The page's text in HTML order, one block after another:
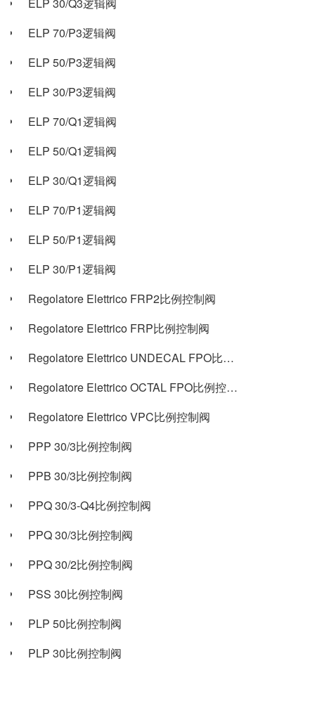
ELP 70/P3逻辑阀
ELP 50/P3逻辑阀
ELP 30/P3逻辑阀
ELP 70/Q1逻辑阀
ELP 50/Q1逻辑阀
ELP 30/Q1逻辑阀
ELP 70/P1逻辑阀
ELP 50/P1逻辑阀
ELP 30/P1逻辑阀
Regolatore Elettrico FRP2比例控制阀
Regolatore Elettrico FRP比例控制阀
Regolatore Elettrico UNDECAL FPO比例控制阀
Regolatore Elettrico OCTAL FPO比例控制阀
Regolatore Elettrico VPC比例控制阀
PPP 30/3比例控制阀
PPB 30/3比例控制阀
PPQ 30/3-Q4比例控制阀
PPQ 30/3比例控制阀
PPQ 30/2比例控制阀
PSS 30比例控制阀
PLP 50比例控制阀
PLP 30比例控制阀